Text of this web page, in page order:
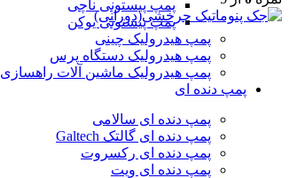
پمپ پیستونی ناچی
پمپ پیستونی یوکن
پمپ هیدرولیک چینی
پمپ هیدرولیک دستگاه پرس
پمپ هیدرولیک ماشین آلات راهسازی
پمپ دنده ای
پمپ دنده ای سالامی
پمپ دنده ای گالتک Galtech
پمپ دنده ای رکسروت
پمپ دنده ای ویت